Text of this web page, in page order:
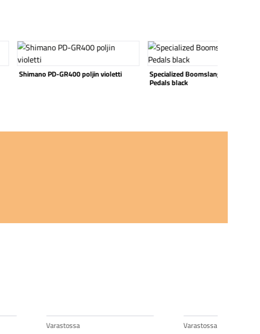
Katso tuote
Shimano PD-GR400 poljin violetti
Katso tuote
Specialized Boomslang Platform
Pedals black
Varastossa Varastossa